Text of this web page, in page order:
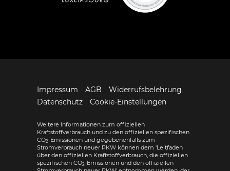
Impressum AGB
Widerrufsbelehrung
Datenschutz
Cookie-Einstellungen
Weitere Informationen zum offiziellen
Kraftstoffverbrauch und zu den offiziellen spezifischen
CO2-Emissionen und gegebenenfalls zum
Stromverbrauch neuer PKW können dem 'Leitfaden
über den offiziellen Kraftstoffverbrauch, die offiziellen
spezifischen CO2-Emissionen und den offiziellen